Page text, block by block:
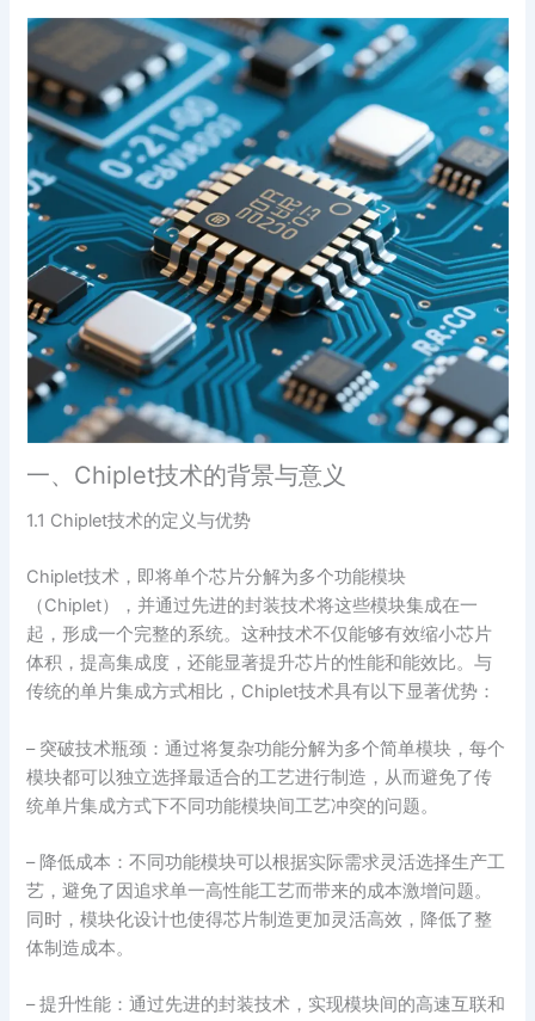
一、Chiplet技术的背景与意义
1.1 Chiplet技术的定义与优势
Chiplet技术，即将单个芯片分解为多个功能模块
（Chiplet），并通过先进的封装技术将这些模块集成在一
起，形成一个完整的系统。这种技术不仅能够有效缩小芯片
体积，提高集成度，还能显著提升芯片的性能和能效比。与
传统的单片集成方式相比，Chiplet技术具有以下显著优势：
– 突破技术瓶颈：通过将复杂功能分解为多个简单模块，每个
模块都可以独立选择最适合的工艺进行制造，从而避免了传
统单片集成方式下不同功能模块间工艺冲突的问题。
– 降低成本：不同功能模块可以根据实际需求灵活选择生产工
艺，避免了因追求单一高性能工艺而带来的成本激增问题。
同时，模块化设计也使得芯片制造更加灵活高效，降低了整
体制造成本。
– 提升性能：通过先进的封装技术，实现模块间的高速互联和